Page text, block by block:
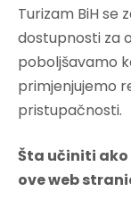
Turizam BiH se
dostupnosti za
poboljšavamo
primjenjujemo
pristupačnosti.
Šta učiniti
ove web